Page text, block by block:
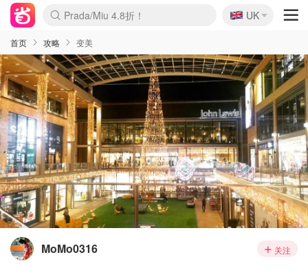
麦卢卡蜂蜜夏促！个位数！
Prada/Miu 4.8折！
啥？必胜客披萨5折！
🇬🇧
UK
首页 攻略 变美
MoMo0316 关注